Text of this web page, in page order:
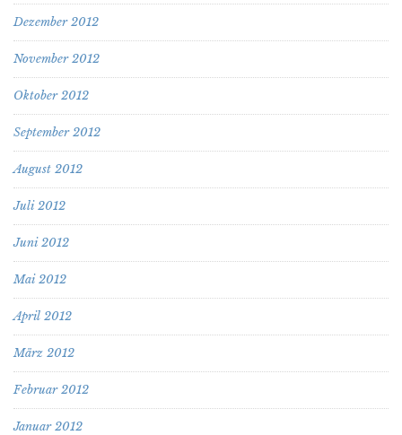
Dezember 2012
November 2012
Oktober 2012
September 2012
August 2012
Juli 2012
Juni 2012
Mai 2012
April 2012
März 2012
Februar 2012
Januar 2012